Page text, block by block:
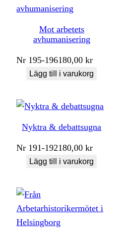
Mot arbetets
avhumanisering
Nr 195-196180,00kr
Lägg till i varukorg
Nyktra & debattsugna
Nr 191-192180,00kr
Lägg till i varukorg